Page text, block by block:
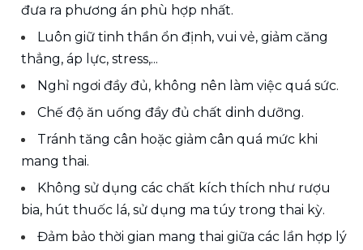
đưa ra phương án phù hợp nhất.
Luôn giữ tinh thần ổn định, vui vẻ, giảm căng
thẳng, áp lực, stress,...
Nghỉ ngơi đầy đủ, không nên làm việc quá sức.
Chế độ ăn uống đầy đủ chất dinh dưỡng.
Tránh tăng cân hoặc giảm cân quá mức khi
mang thai.
Không sử dụng các chất kích thích như rượu
bia, hút thuốc lá, sử dụng ma túy trong thai kỳ.
Đảm bảo thời gian mang thai giữa các lần hợp lý